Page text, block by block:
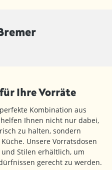
Ihre Vorräte
Kombination aus
Ihnen nicht nur dabei,
zu halten, sondern
Unsere Vorratsdosen
Stilen erhältlich, um
gerecht zu werden.